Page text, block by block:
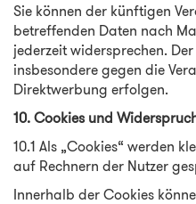
Sie können der künftigen
betreffenden Daten nach
jederzeit widersprechen.
insbesondere gegen die
Direktwerbung erfolgen.
10. Cookies und
10.1 Als „Cookies“ werden
auf Rechnern der Nutzer
Innerhalb der Cookies